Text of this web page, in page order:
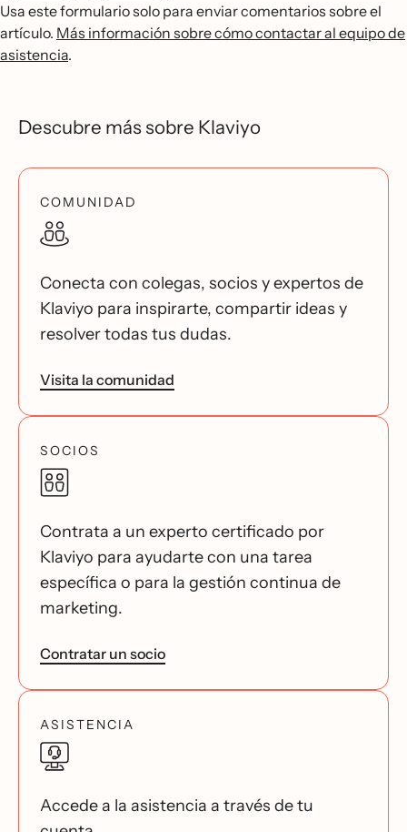
Usa este formulario solo para enviar comentarios sobre el
artículo. Más información sobre cómo contactar al equipo de
asistencia.
Descubre más sobre Klaviyo
COMUNIDAD
Conecta con colegas, socios y expertos de
Klaviyo para inspirarte, compartir ideas y
resolver todas tus dudas.
Visita la comunidad
SOCIOS
Contrata a un experto certificado por
Klaviyo para ayudarte con una tarea
específica o para la gestión continua de
marketing.
Contratar un socio
ASISTENCIA
Accede a la asistencia a través de tu